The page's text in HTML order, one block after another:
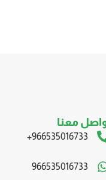
معنا
966535016733+
966535016733